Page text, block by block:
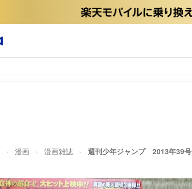
漫画 漫画雑誌 週刊少年ジャンプ 2013年39号